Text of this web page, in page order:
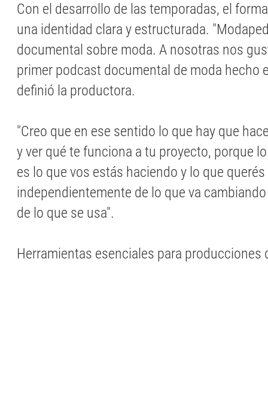
Con el desarrollo de las temporadas, el
una identidad clara y estructurada.
documental sobre moda. A nosotras nos
primer podcast documental de moda hecho
definió la productora.
"Creo que en ese sentido lo que hay que
y ver qué te funciona a tu proyecto, porque
es lo que vos estás haciendo y lo que
independientemente de lo que va
de lo que se usa".
Herramientas esenciales para producciones